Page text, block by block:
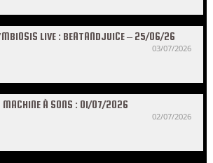
LIVE : BEATANDJUICE – 25/06/26
03/07/2026
MACHINE À SONS : 01/07/2026
02/07/2026